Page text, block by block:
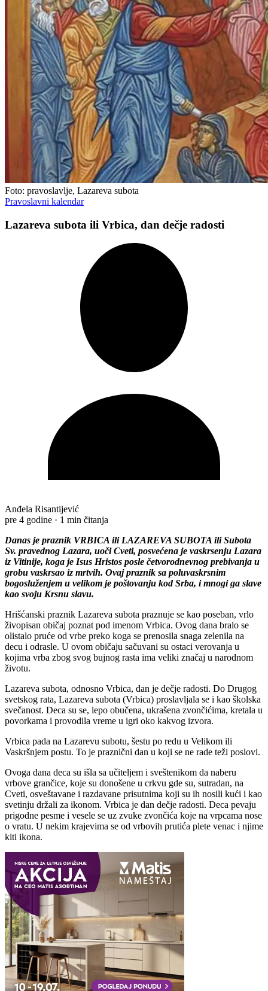
Foto: pravoslavlje, Lazareva subota
Pravoslavni kalendar
Lazareva subota ili Vrbica, dan dečje radosti
Anđela Risantijević
pre 4 godine · 1 min čitanja
Danas je praznik VRBICA ili LAZAREVA SUBOTA ili Subota
Sv. pravednog Lazara, uoči Cveti, posvećena je vaskrsenju Lazara
iz Vitinije, koga je Isus Hristos posle četvorodnevnog prebivanja u
grobu vaskrsao iz mrtvih. Ovaj praznik sa poluvaskrsnim
bogosluženjem u velikom je poštovanju kod Srba, i mnogi ga slave
kao svoju Krsnu slavu.
Hrišćanski praznik Lazareva subota praznuje se kao poseban, vrlo
živopisan običaj poznat pod imenom Vrbica. Ovog dana bralo se
olistalo pruće od vrbe preko koga se prenosila snaga zelenila na
decu i odrasle. U ovom običaju sačuvani su ostaci verovanja u
kojima vrba zbog svog bujnog rasta ima veliki značaj u narodnom
životu.
Lazareva subota, odnosno Vrbica, dan je dečje radosti. Do Drugog
svetskog rata, Lazareva subota (Vrbica) proslavljala se i kao školska
svečanost. Deca su se, lepo obučena, ukrašena zvončićima, kretala u
povorkama i provodila vreme u igri oko kakvog izvora.
Vrbica pada na Lazarevu subotu, šestu po redu u Velikom ili
Vaskršnjem postu. To je praznični dan u koji se ne rade teži poslovi.
Ovoga dana deca su išla sa učiteljem i sveštenikom da naberu
vrbove grančice, koje su donošene u crkvu gde su, sutradan, na
Cveti, osveštavane i razdavane prisutnima koji su ih nosili kući i kao
svetinju držali za ikonom. Vrbica je dan dečje radosti. Deca pevaju
prigodne pesme i vesele se uz zvuke zvončića koje na vrpcama nose
ο vratu. U nekim krajevima se od vrbovih prutića plete venac i njime
kiti ikona.